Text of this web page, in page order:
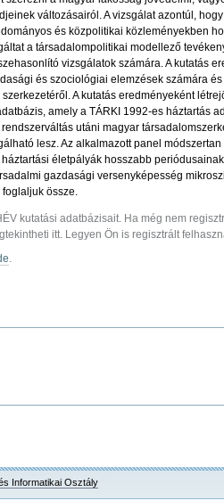
változásairól. A vizsgálat azontúl,
és közpolitikai közleményekben
a társadalompolitikai modellező
vizsgálatok számára. A kutatás
és szociológiai elemzések számára és
A kutatás eredményeként
amely a TÁRKI 1992-es háztartás
utáni magyar
lesz. Az alkalmazott panel
életpályák hosszabb
gazdasági versenyképesség
össze.
kutatási adatbázisait. Ha még nem
itt. Legyen Ön is regisztrált
.
Informatikai Osztály